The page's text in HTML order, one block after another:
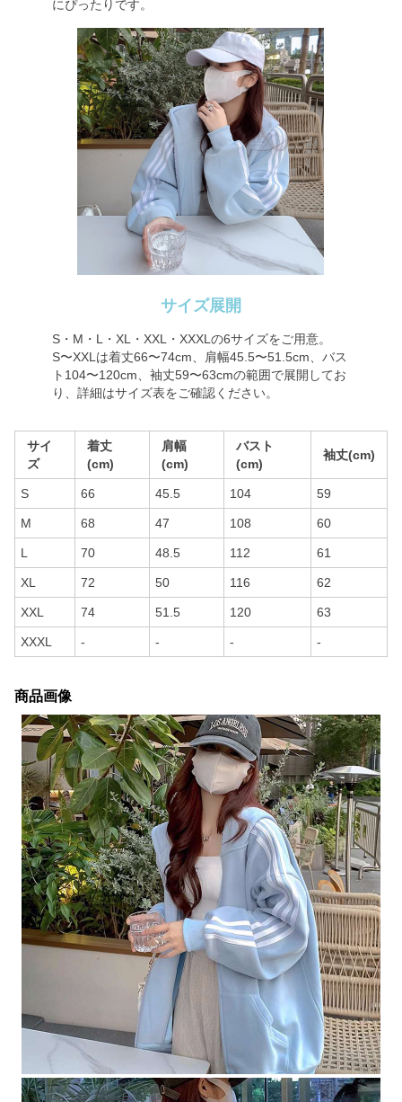
にぴったりです。
サイズ展開
S・M・L・XL・XXL・XXXLの6サイズをご用意。
S〜XXLは着丈66〜74cm、肩幅45.5〜51.5cm、バス
ト104〜120cm、袖丈59〜63cmの範囲で展開してお
り、詳細はサイズ表をご確認ください。
サイ
ズ
着丈
(cm)
肩幅
(cm)
バスト
(cm)
袖丈(cm)
S 66 45.5 104 59
M 68 47 108 60
L 70 48.5 112 61
XL 72 50 116 62
XXL 74 51.5 120 63
XXXL - - - -
商品画像